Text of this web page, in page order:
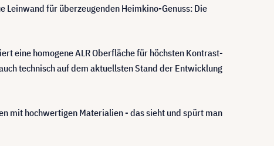
Leinwand für überzeugenden Heimkino-Genuss: Die
eine homogene ALR Oberfläche für höchsten Kontrast-
technisch auf dem aktuellsten Stand der Entwicklung
mit hochwertigen Materialien - das sieht und spürt man